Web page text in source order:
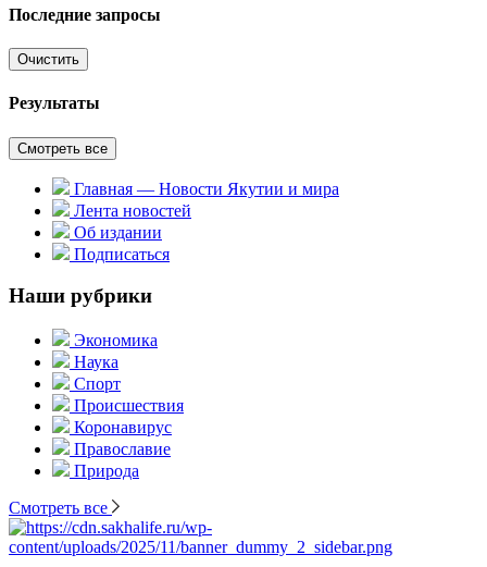
Последние запросы
Очистить
Результаты
Смотреть все
Главная — Новости Якутии и мира
Лента новостей
Об издании
Подписаться
Наши рубрики
Экономика
Наука
Спорт
Происшествия
Коронавирус
Православие
Природа
Смотреть все